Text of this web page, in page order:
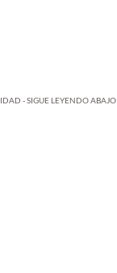
- SIGUE LEYENDO ABAJO